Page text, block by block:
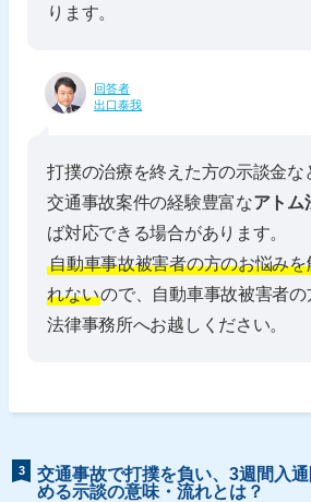
ります。
回答者
出口泰我
打撲の治療を終えた方の示談金な
交通事故案件の経験豊富なアトム
ば対応できる場合があります。
自動車事故被害者の方のお悩み
れないので、自動車事故被害者
法律事務所へお越しください。
3
交通事故で打撲を負い、3週間入
める示談の意味・流れとは？